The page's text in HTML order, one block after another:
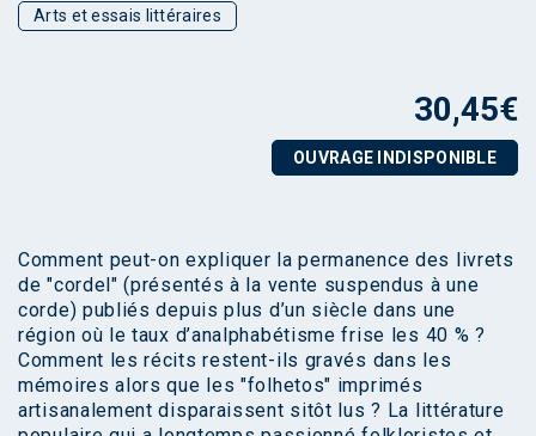
Arts et essais littéraires
30,45€
OUVRAGE INDISPONIBLE
Comment peut-on expliquer la permanence des livrets
de "cordel" (présentés à la vente suspendus à une
corde) publiés depuis plus d’un siècle dans une
région où le taux d’analphabétisme frise les 40 % ?
Comment les récits restent-ils gravés dans les
mémoires alors que les "folhetos" imprimés
artisanalement disparaissent sitôt lus ? La littérature